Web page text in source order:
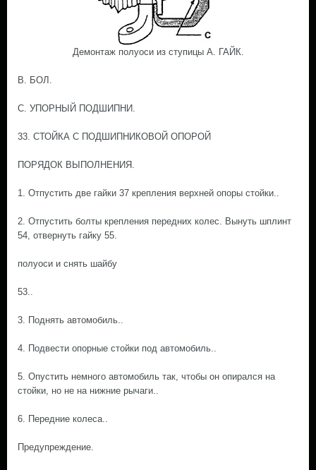
Демонтаж полуоси из ступицы А. ГАЙК.
В. БОЛ.
С. УПОРНЫЙ ПОДШИПНИ.
33. СТОЙКА С ПОДШИПНИКОВОЙ ОПОРОЙ
ПОРЯДОК ВЫПОЛНЕНИЯ.
1. Отпустить две гайки 37 крепления верхней опоры стойки..
2. Отпустить болты крепления передних колес. Вынуть шплинт
54, отвернуть гайку 55.
полуоси и снять шайбу
53..
3. Поднять автомобиль..
4. Подвести опорные стойки под автомобиль..
5. Опустить немного автомобиль так, чтобы он опирался на
стойки, но не на нижние рычаги..
6. Передние колеса..
Предупреждение.